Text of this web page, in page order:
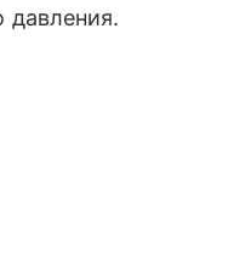
давления.